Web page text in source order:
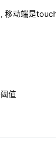
移动端是
值